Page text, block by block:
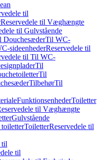
til
Reservedele til Væghængte
til Gulvstående
DouchesæderTil WC-
sideenhederReservedele til
til Til WC-
Til
Til
TilbehørTil
FunktionsenhederToiletter
til Væghængte
Gulvstående
toiletterToiletterReservedele til
til
til